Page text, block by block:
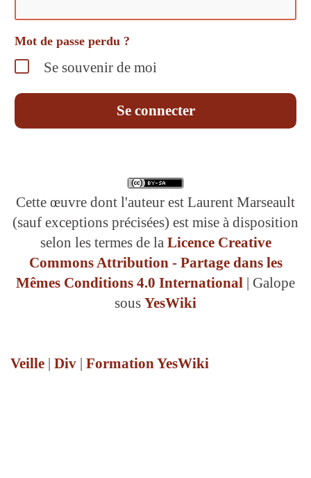
Mot de passe perdu ?
Se souvenir de moi
Se connecter
Cette œuvre dont l'auteur est Laurent Marseault
(sauf exceptions précisées) est mise à disposition
selon les termes de la Licence Creative
Commons Attribution - Partage dans les
Mêmes Conditions 4.0 International | Galope
sous YesWiki
Veille | Div | Formation YesWiki